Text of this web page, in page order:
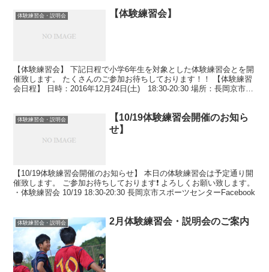
体験練習会・説明会 【体験練習会】
【体験練習会】 下記日程で小学6年生を対象とした体験練習会とを開
催致します。 たくさんのご参加お待ちしております！！ 【体験練習
会日程】 日時：2016年12月24日(土) 18:30-20:30 場所：長岡京市立
体験練習会・説明会
【10/19体験練習会開催のお知ら
せ】
【10/19体験練習会開催のお知らせ】 本日の体験練習会は予定通り開
催致します。 ご参加お待ちしております❗️ よろしくお願い致します。
・体験練習会 10/19 18:30-20:30 長岡京市スポーツセンターFacebook
体験練習会・説明会 2月体験練習会・説明会のご案内